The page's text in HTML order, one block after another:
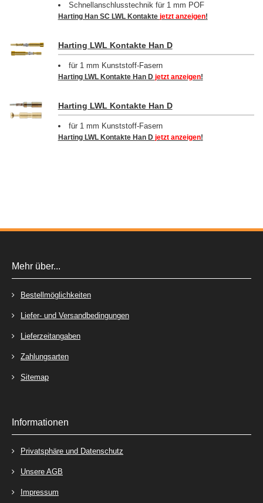
Schnellanschlusstechnik für 1 mm POF
Harting Han SC LWL Kontakte jetzt anzeigen!
Harting LWL Kontakte Han D
für 1 mm Kunststoff-Fasern
Harting LWL Kontakte Han D jetzt anzeigen!
Harting LWL Kontakte Han D
für 1 mm Kunststoff-Fasern
Harting LWL Kontakte Han D jetzt anzeigen!
Mehr über...
Bestellmöglichkeiten
Liefer- und Versandbedingungen
Lieferzeitangaben
Zahlungsarten
Sitemap
Informationen
Privatsphäre und Datenschutz
Unsere AGB
Impressum